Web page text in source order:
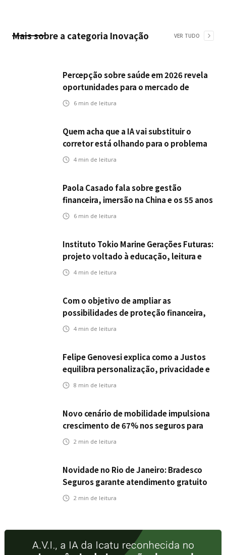
Mais sobre a categoria Inovação VER TUDO
Percepção sobre saúde em 2026 revela
oportunidades para o mercado de
seguros ampliar cobertura e prevenção
6 min de leitura
Quem acha que a IA vai substituir o
corretor está olhando para o problema
errado
4 min de leitura
Paola Casado fala sobre gestão
financeira, imersão na China e os 55 anos
da ENS
6 min de leitura
Instituto Tokio Marine Gerações Futuras:
projeto voltado à educação, leitura e
empregabilidade
4 min de leitura
Com o objetivo de ampliar as
possibilidades de proteção financeira,
Icatu Seguros eleva capital segurado
4 min de leitura
Felipe Genovesi explica como a Justos
equilibra personalização, privacidade e
tecnologia
8 min de leitura
Novo cenário de mobilidade impulsiona
crescimento de 67% nos seguros para
veículos elétricos da Bradesco Seguros
2 min de leitura
Novidade no Rio de Janeiro: Bradesco
Seguros garante atendimento gratuito
na Ponte Rio-Niterói
2 min de leitura